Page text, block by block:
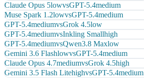
Claude Opus 5lowvsGPT-5.4medium
Muse Spark 1.2lowvsGPT-5.4medium
GPT-5.4mediumvsGrok 4.5low
GPT-5.4mediumvsInkling Smallhigh
GPT-5.4mediumvsQwen3.8 Maxlow
Gemini 3.6 FlashlowvsGPT-5.4medium
Claude Opus 4.7mediumvsGrok 4.5high
Gemini 3.5 Flash LitehighvsGPT-5.4medium